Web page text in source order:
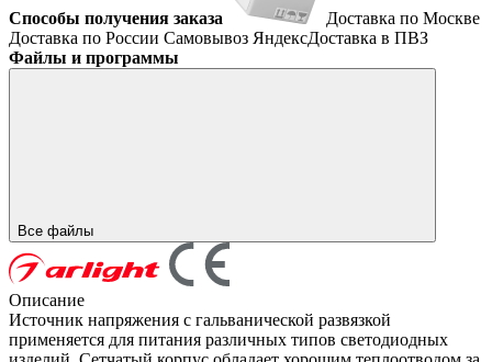
Способы получения заказа
Доставка по Москве
Доставка по России Самовывоз ЯндексДоставка в ПВЗ
Файлы и программы
Все файлы
Описание
Источник напряжения с гальванической развязкой
применяется для питания различных типов светодиодных